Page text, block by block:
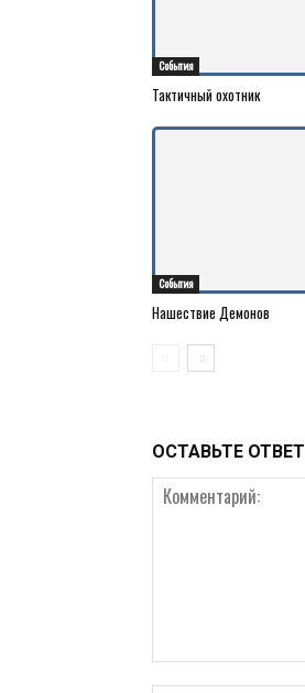
События
Тактичный охотник
События
Нашествие Демонов
ОСТАВЬТЕ ОТВЕТ